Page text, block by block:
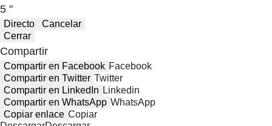
5 "
Directo
Cancelar
Cerrar
Compartir
Compartir en Facebook Facebook
Compartir en Twitter Twitter
Compartir en LinkedIn Linkedin
Compartir en WhatsApp WhatsApp
Copiar enlace Copiar